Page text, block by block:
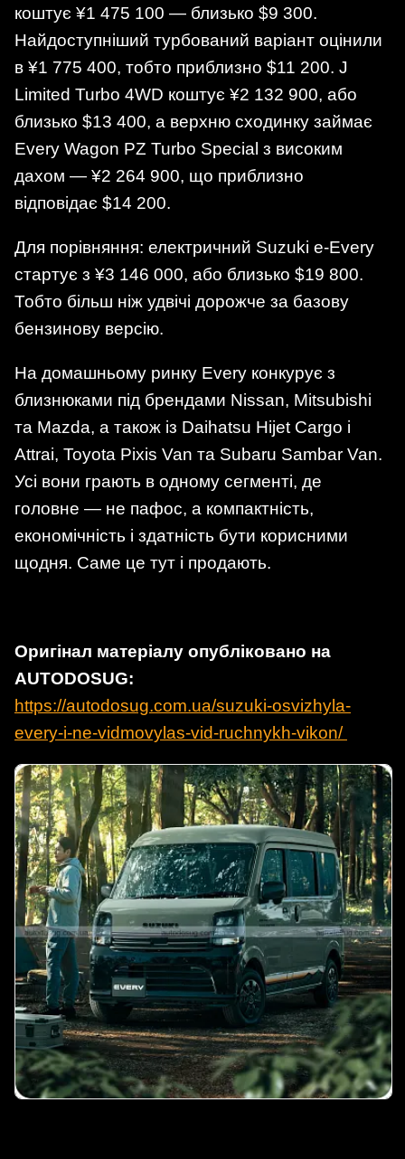
коштує ¥1 475 100 — близько $9 300.
Найдоступніший турбований варіант оцінили
в ¥1 775 400, тобто приблизно $11 200. J
Limited Turbo 4WD коштує ¥2 132 900, або
близько $13 400, а верхню сходинку займає
Every Wagon PZ Turbo Special з високим
дахом — ¥2 264 900, що приблизно
відповідає $14 200.
Для порівняння: електричний Suzuki e-Every
стартує з ¥3 146 000, або близько $19 800.
Тобто більш ніж удвічі дорожче за базову
бензинову версію.
На домашньому ринку Every конкурує з
близнюками під брендами Nissan, Mitsubishi
та Mazda, а також із Daihatsu Hijet Cargo і
Attrai, Toyota Pixis Van та Subaru Sambar Van.
Усі вони грають в одному сегменті, де
головне — не пафос, а компактність,
економічність і здатність бути корисними
щодня. Саме це тут і продають.
Оригінал матеріалу опубліковано на
AUTODOSUG:
https://autodosug.com.ua/suzuki-osvizhyla-
every-i-ne-vidmovylas-vid-ruchnykh-vikon/